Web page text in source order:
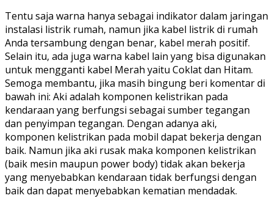
Tentu saja warna hanya sebagai indikator dalam jaringan
instalasi listrik rumah, namun jika kabel listrik di rumah
Anda tersambung dengan benar, kabel merah positif.
Selain itu, ada juga warna kabel lain yang bisa digunakan
untuk mengganti kabel Merah yaitu Coklat dan Hitam.
Semoga membantu, jika masih bingung beri komentar di
bawah ini: Aki adalah komponen kelistrikan pada
kendaraan yang berfungsi sebagai sumber tegangan
dan penyimpan tegangan. Dengan adanya aki,
komponen kelistrikan pada mobil dapat bekerja dengan
baik. Namun jika aki rusak maka komponen kelistrikan
(baik mesin maupun power body) tidak akan bekerja
yang menyebabkan kendaraan tidak berfungsi dengan
baik dan dapat menyebabkan kematian mendadak.